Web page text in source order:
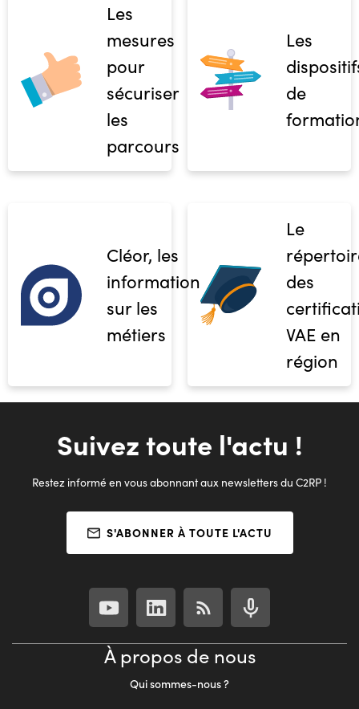
Les
mesures
pour
sécuriser
les
parcours
Les
de
Cléor, les
informations
sur les
métiers
Le
des
VAE en
région
Suivez toute l'actu !
Restez informé en vous abonnant aux newsletters du C2RP !
S'ABONNER À TOUTE L'ACTU
À propos de nous
Qui sommes-nous ?